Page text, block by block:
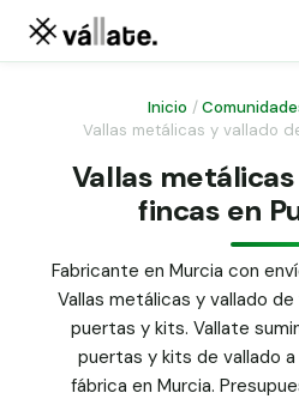
Malla ganadera
Malla simple torsión
Malla triple torsión
Panel malla H.
Puerta abatible dos
Puerta acceso peatonal
Poste malla Hércules
Poste malla simple torsión
Alambre de espino
Inicio /
Vallas metálicas y vallado
Vallas
fincas en
Fabricante en Murcia con
Vallas metálicas y vallado
puertas y kits. Vallate
puertas y kits de vallado
fábrica en Murcia.